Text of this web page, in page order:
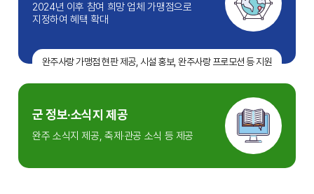
2024년 이후 참여 희망 업체 가맹점으로
지정하여 혜택 확대
완주사랑 가맹점 현판 제공, 시설 홍보, 완주사랑 프로모션 등 지원
군 정보·소식지 제공
완주 소식지 제공, 축제·관공 소식 등 제공